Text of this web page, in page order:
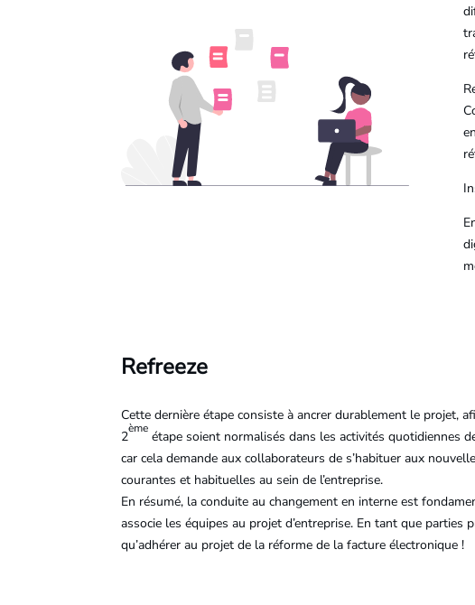
Refreeze
Cette dernière étape consiste à ancrer durablement le projet,
2ème étape soient normalisés dans les activités quotidiennes
car cela demande aux collaborateurs de s’habituer aux
courantes et habituelles au sein de l’entreprise.
En résumé, la conduite au changement en interne est
associe les équipes au projet d’entreprise. En tant que
qu’adhérer au projet de la réforme de la facture électronique !